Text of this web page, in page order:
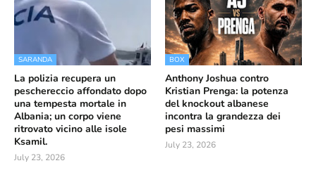
SARANDA
La polizia recupera un
peschereccio affondato dopo
una tempesta mortale in
Albania; un corpo viene
ritrovato vicino alle isole
Ksamil.
July 23, 2026
BOX
Anthony Joshua contro
Kristian Prenga: la potenza
del knockout albanese
incontra la grandezza dei
pesi massimi
July 23, 2026